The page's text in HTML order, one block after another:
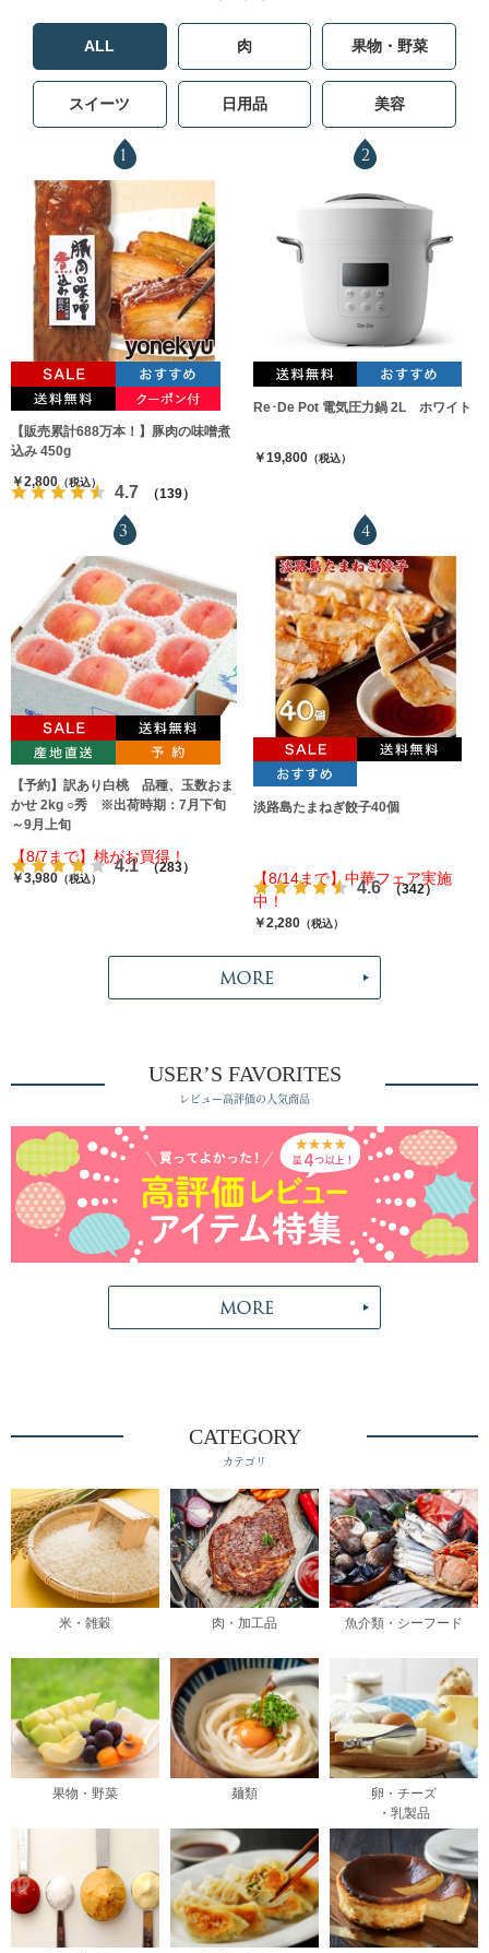
ALL 肉 果物・野菜
スイーツ 日用品 美容
1
【販売累計688万本！】豚肉の味噌煮
込み 450g
4.7 （139）
￥2,800（税込）
2
Re･De Pot 電気圧力鍋 2L ホワイト
￥19,800（税込）
3
【予約】訳あり白桃 品種、玉数おま
かせ 2kg ○秀 ※出荷時期：7月下旬
～9月上旬
4.1 （283）
【8/7まで】桃がお買得！
￥3,980 （税込）
4
淡路島たまねぎ餃子40個
4.6 （342）
【8/14まで】中華フェア実施
中！
￥2,280（税込）
USER’S FAVORITES
レビュー高評価の人気商品
CATEGORY
カテゴリ
米・雑穀 肉・加工品 魚介類・シーフード
果物・野菜 麺類
卵・チーズ
・乳製品